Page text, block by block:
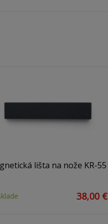
lišta na nože KR-55
38,00 €